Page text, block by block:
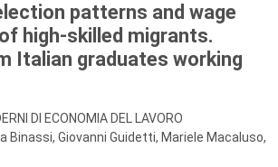
patterns and wage
high-skilled migrants.
Italian graduates working
DI ECONOMIA DEL LAVORO
Binassi, Giovanni Guidetti, Mariele Macaluso,